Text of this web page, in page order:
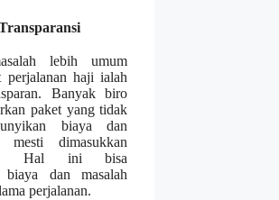
lebih umum
perjalanan haji ialah
Banyak biro
paket yang tidak
biaya dan
dimasukkan
Hal ini bisa
biaya dan masalah
perjalanan.